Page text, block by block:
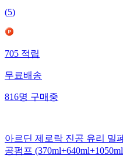
(5)
705적립
무료배송
816명구매중
아르딘 제로락 진공 유리 밀
공펌프